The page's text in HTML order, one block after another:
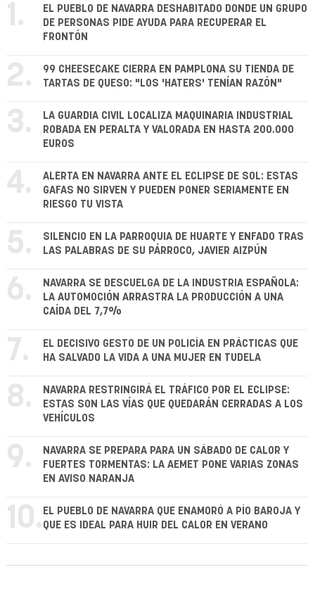
1.
EL PUEBLO DE NAVARRA DESHABITADO DONDE UN GRUPO
DE PERSONAS PIDE AYUDA PARA RECUPERAR EL
FRONTÓN
2.
99 CHEESECAKE CIERRA EN PAMPLONA SU TIENDA DE
TARTAS DE QUESO: "LOS 'HATERS' TENÍAN RAZÓN"
3.
LA GUARDIA CIVIL LOCALIZA MAQUINARIA INDUSTRIAL
ROBADA EN PERALTA Y VALORADA EN HASTA 200.000
EUROS
4.
ALERTA EN NAVARRA ANTE EL ECLIPSE DE SOL: ESTAS
GAFAS NO SIRVEN Y PUEDEN PONER SERIAMENTE EN
RIESGO TU VISTA
5.
SILENCIO EN LA PARROQUIA DE HUARTE Y ENFADO TRAS
LAS PALABRAS DE SU PÁRROCO, JAVIER AIZPÚN
6.
NAVARRA SE DESCUELGA DE LA INDUSTRIA ESPAÑOLA:
LA AUTOMOCIÓN ARRASTRA LA PRODUCCIÓN A UNA
CAÍDA DEL 7,7%
7.
EL DECISIVO GESTO DE UN POLICÍA EN PRÁCTICAS QUE
HA SALVADO LA VIDA A UNA MUJER EN TUDELA
8.
NAVARRA RESTRINGIRÁ EL TRÁFICO POR EL ECLIPSE:
ESTAS SON LAS VÍAS QUE QUEDARÁN CERRADAS A LOS
VEHÍCULOS
9.
NAVARRA SE PREPARA PARA UN SÁBADO DE CALOR Y
FUERTES TORMENTAS: LA AEMET PONE VARIAS ZONAS
EN AVISO NARANJA
10. EL PUEBLO DE NAVARRA QUE ENAMORÓ A PÍO BAROJA Y
QUE ES IDEAL PARA HUIR DEL CALOR EN VERANO